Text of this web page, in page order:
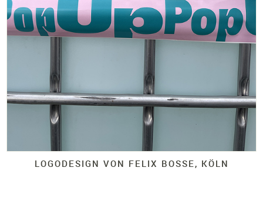
LOGODESIGN VON FELIX BOSSE, KÖLN